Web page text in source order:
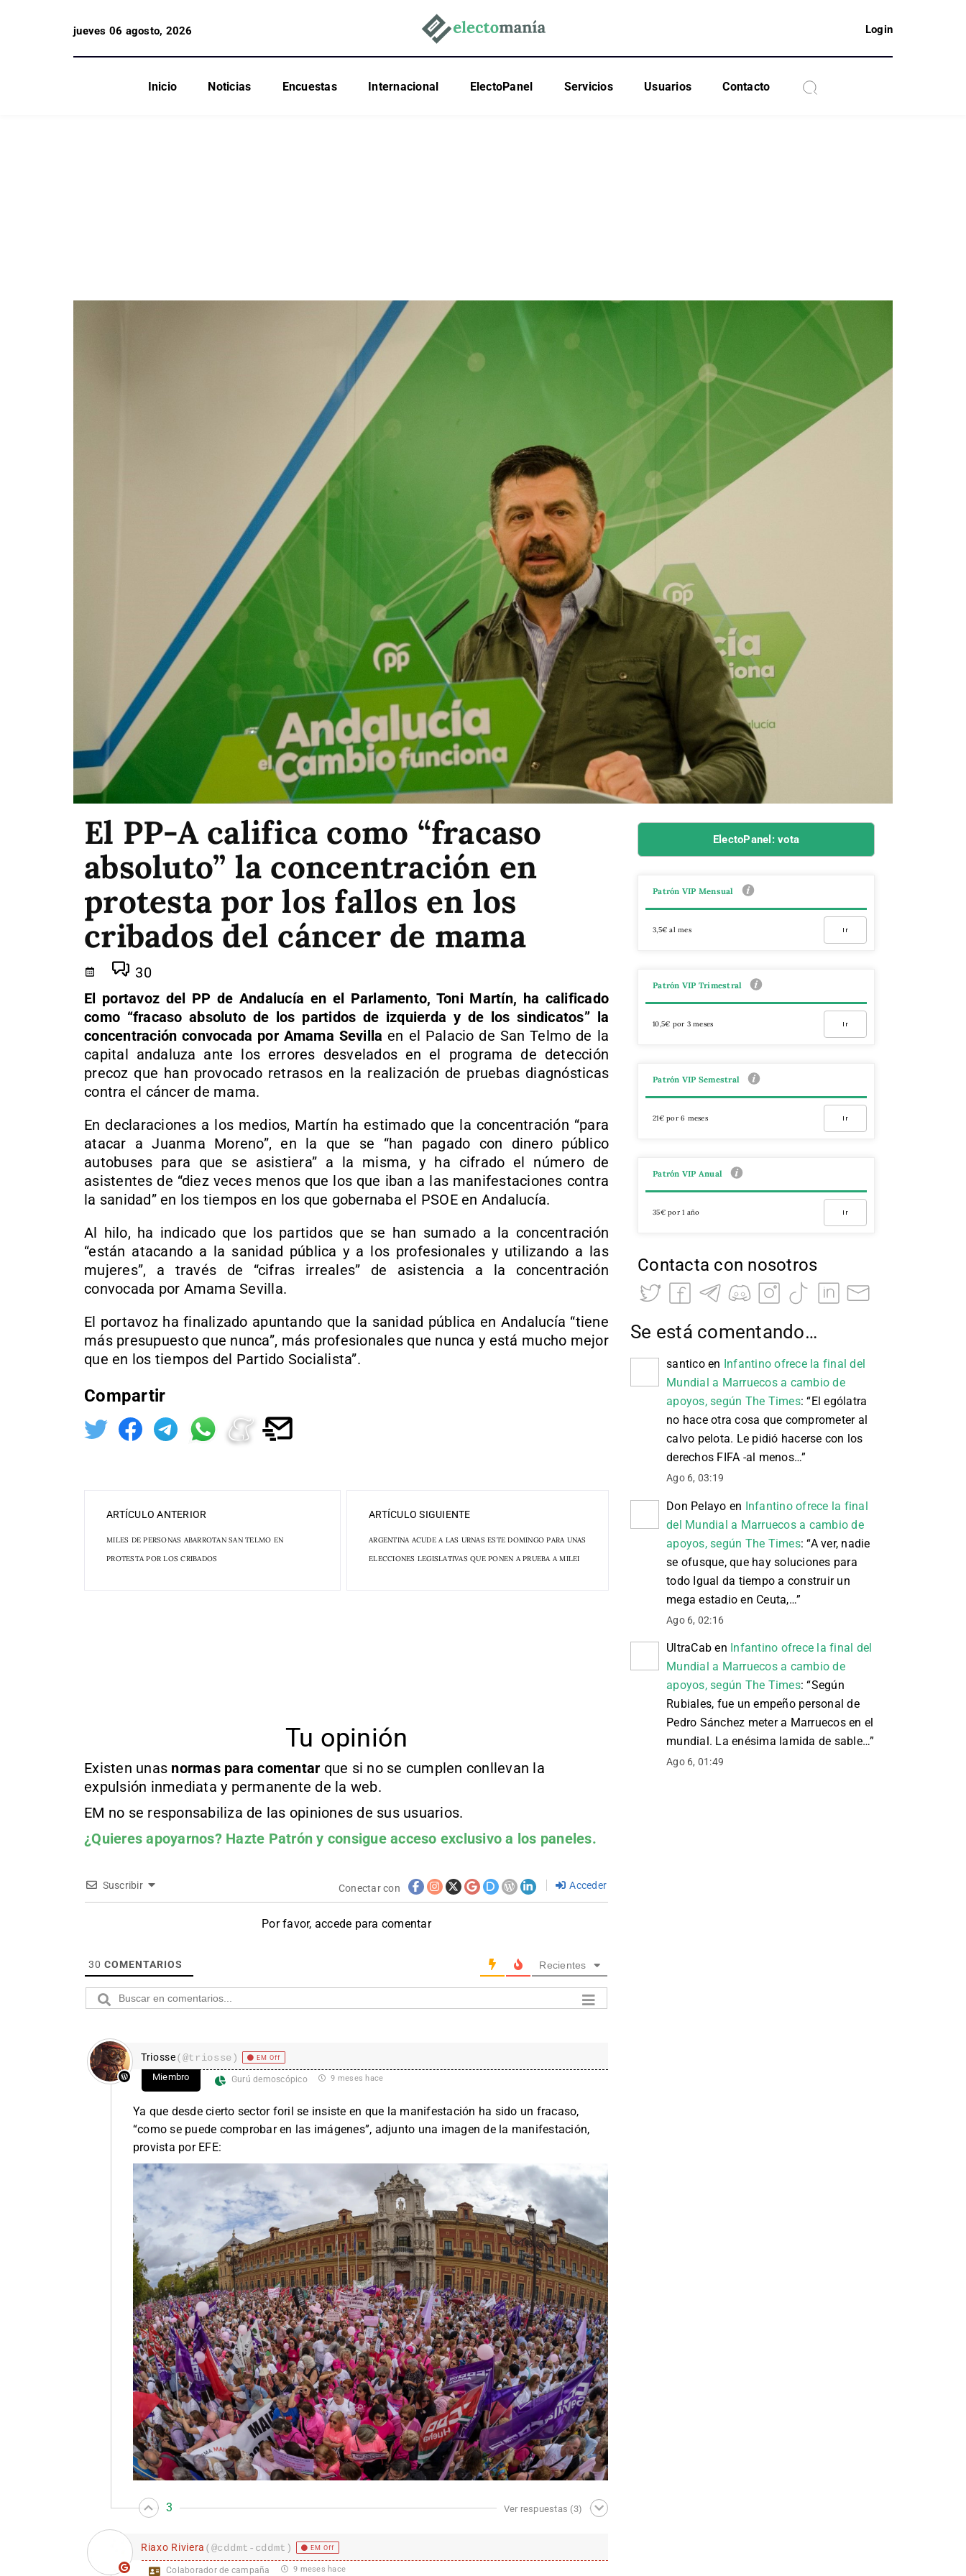
jueves 06 agosto, 2026 Login
Inicio Noticias Encuestas Internacional ElectoPanel Servicios Usuarios Contacto
El PP-A califica como “fracaso
absoluto” la concentración en
protesta por los fallos en los
cribados del cáncer de mama
30
El portavoz del PP de Andalucía en el Parlamento, Toni Martín, ha calificado
como “fracaso absoluto de los partidos de izquierda y de los sindicatos” la
concentración convocada por Amama Sevilla en el Palacio de San Telmo de la
capital andaluza ante los errores desvelados en el programa de detección
precoz que han provocado retrasos en la realización de pruebas diagnósticas
contra el cáncer de mama.
En declaraciones a los medios, Martín ha estimado que la concentración “para
atacar a Juanma Moreno”, en la que se “han pagado con dinero público
autobuses para que se asistiera” a la misma, y ha cifrado el número de
asistentes de “diez veces menos que los que iban a las manifestaciones contra
la sanidad” en los tiempos en los que gobernaba el PSOE en Andalucía.
Al hilo, ha indicado que los partidos que se han sumado a la concentración
“están atacando a la sanidad pública y a los profesionales y utilizando a las
mujeres”, a través de “cifras irreales” de asistencia a la concentración
convocada por Amama Sevilla.
El portavoz ha finalizado apuntando que la sanidad pública en Andalucía “tiene
más presupuesto que nunca”, más profesionales que nunca y está mucho mejor
que en los tiempos del Partido Socialista”.
Compartir
ARTÍCULO ANTERIOR
MILES DE PERSONAS ABARROTAN SAN TELMO EN
PROTESTA POR LOS CRIBADOS
ARTÍCULO SIGUIENTE
ARGENTINA ACUDE A LAS URNAS ESTE DOMINGO PARA UNAS
ELECCIONES LEGISLATIVAS QUE PONEN A PRUEBA A MILEI
Tu opinión
Existen unas normas para comentar que si no se cumplen conllevan la
expulsión inmediata y permanente de la web.
EM no se responsabiliza de las opiniones de sus usuarios.
¿Quieres apoyarnos? Hazte Patrón y consigue acceso exclusivo a los paneles.
Suscribir Conectar con Acceder
Por favor, accede para comentar
30 COMENTARIOS Recientes
Triosse(@triosse) EM Off
Miembro Gurú demoscópico 9 meses hace
Ya que desde cierto sector foril se insiste en que la manifestación ha sido un fracaso,
“como se puede comprobar en las imágenes”, adjunto una imagen de la manifestación,
provista por EFE:
3 Ver respuestas (3)
Riaxo Riviera (@cddmt-cddmt) EM Off
Colaborador de campaña 9 meses hace
ElectoPanel: vota
Patrón VIP Mensual
3,5€ al mes Ir
Patrón VIP Trimestral
10,5€ por 3 meses Ir
Patrón VIP Semestral
21€ por 6 meses Ir
Patrón VIP Anual
35€ por 1 año Ir
Contacta con nosotros
Se está comentando…
santicoen Infantino ofrece la final del
Mundial a Marruecos a cambio de
apoyos, según The Times: “El ególatra
no hace otra cosa que comprometer al
calvo pelota. Le pidió hacerse con los
derechos FIFA -al menos…”
Ago 6, 03:19
Don Pelayo en Infantino ofrece la final
del Mundial a Marruecos a cambio de
apoyos, según The Times: “A ver, nadie
se ofusque, que hay soluciones para
todo Igual da tiempo a construir un
mega estadio en Ceuta,…”
Ago 6, 02:16
UltraCab en Infantino ofrece la final del
Mundial a Marruecos a cambio de
apoyos, según The Times: “Según
Rubiales, fue un empeño personal de
Pedro Sánchez meter a Marruecos en el
mundial. La enésima lamida de sable…”
Ago 6, 01:49